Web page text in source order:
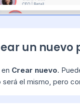
un nuevo
Crear nuevo.
el mismo, pero